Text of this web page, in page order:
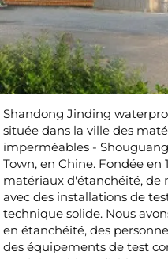
Shandong Jinding
située dans la ville des
imperméables -
Town, en Chine. Fondée en
matériaux d'étanchéité, de
avec des installations de
technique solide. Nous
en étanchéité, des
des équipements de test